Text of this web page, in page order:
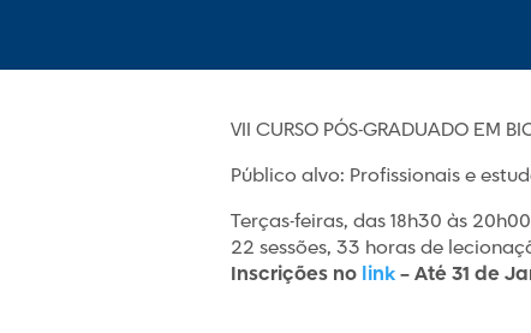
VII CURSO PÓS-GRADUADO
Público alvo: Profissionais e
Terças-feiras, das 18h30 às
22 sessões, 33 horas de
Inscrições no link– Até 31 de